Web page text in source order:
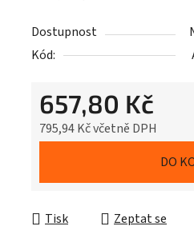
Dostupnost
Kód:
657,80 Kč
795,94 Kč včetně DPH
DO
Tisk Zeptat se